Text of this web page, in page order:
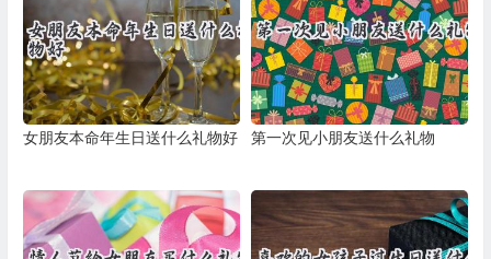
女朋友本命年生日送什么礼物好 第一次见小朋友送什么礼物